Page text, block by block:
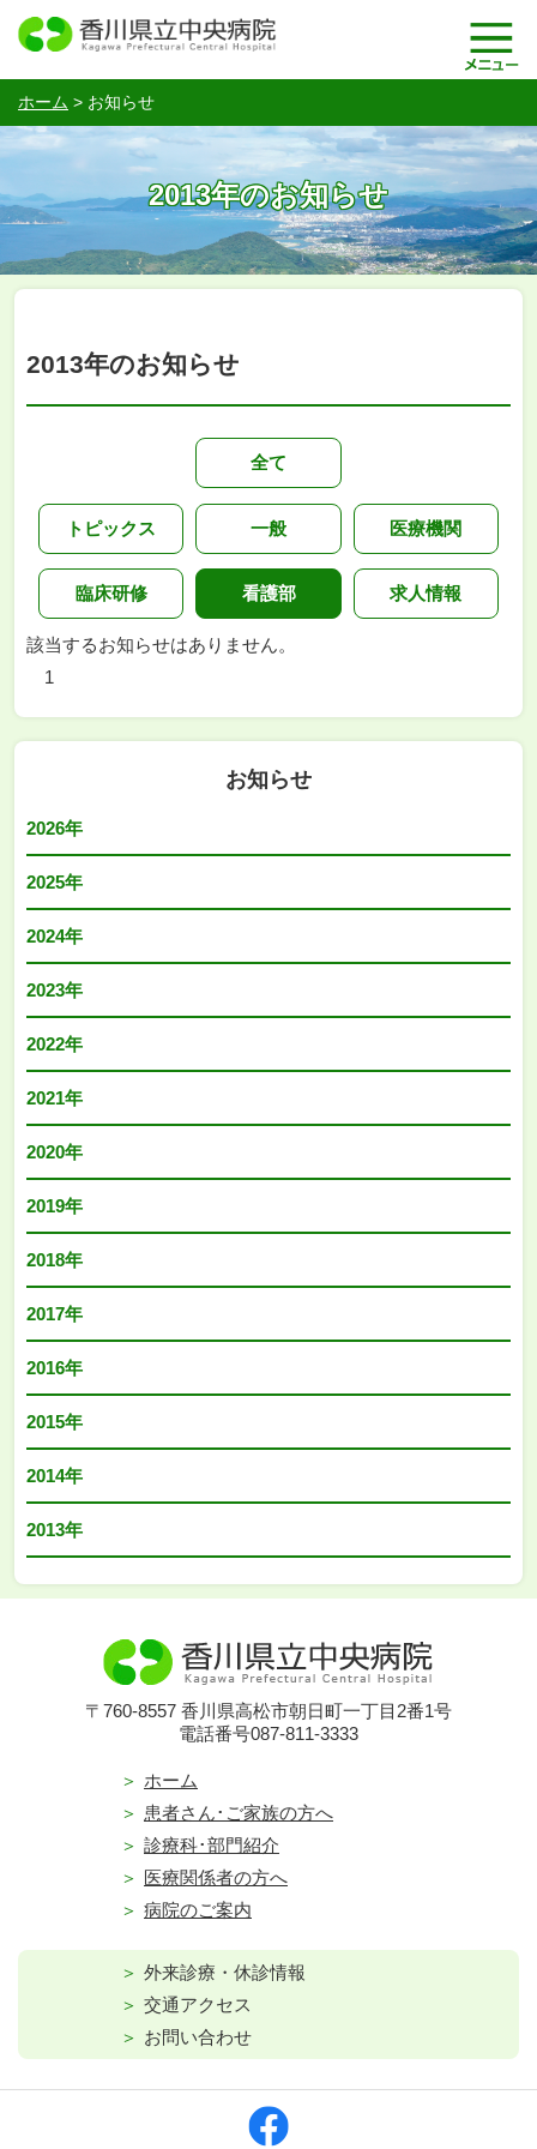
ホーム > お知らせ
2013年のお知らせ
2013年のお知らせ
全て
トピックス 一般 医療機関
臨床研修 看護部 求人情報
該当するお知らせはありません。
1
お知らせ
2026年
2025年
2024年
2023年
2022年
2021年
2020年
2019年
2018年
2017年
2016年
2015年
2014年
2013年
〒760-8557 香川県高松市朝日町一丁目2番1号
電話番号087-811-3333
ホーム
患者さん･ご家族の方へ
診療科･部門紹介
医療関係者の方へ
病院のご案内
外来診療・休診情報
交通アクセス
お問い合わせ